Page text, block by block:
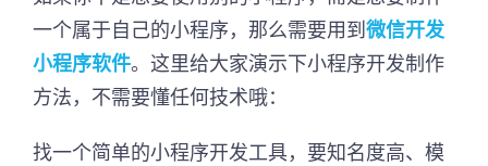
一个属于自己的小程序，那么需要用到微信开发
小程序软件。这里给大家演示下小程序开发制作
方法，不需要懂任何技术哦：
找一个简单的小程序开发工具，要知名度高、模